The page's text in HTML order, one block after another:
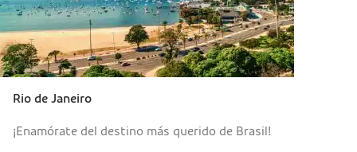
Rio de Janeiro
¡Enamórate del destino más querido de Brasil!